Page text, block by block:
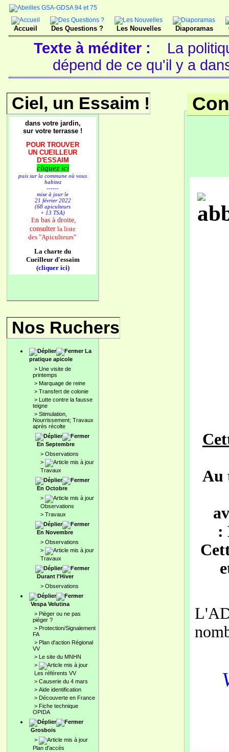
Accueil Des Questions ? Les Nouvelles Diaporamas
Texte à méditer :
La
dépend de ce qu'il y a
Ciel, un Essaim !
dans votre jardin,
sur votre terrasse !
POUR TROUVER
UN CUEILLEUR
D'ESSAIM
cliquez ici
puis sur la commune où vous
habitez
------
mise à jour le
21 février 2022
(68 apiculteurs
+ 13 TSA)
En bas à droite,
consulter la liste
des "Apiculteurs"
La charte du
Cueilleur d'essaim
(cliquer ici)
Nos Ruchers
La
pratique apicole
> Une visite de
printemps
> Marquage de reine
> Transfert de colonie
> Lutte contre la fausse
teigne
> Stimulation,
Nourrissement; Travaux
après récolte
En Septembre
> Observations
>
Travaux
En Octobre
>
Observations
> Travaux
En Novembre
> Observations
>
Travaux
Durant l'Hiver
> Observations
Vespa Velutina
> Pièger ou ne pas
piéger ?
> Protection/Signalement
FA
> Plan d'action Régional
VV
> Le site du MNHN
>
Les référents VV
> Causerie du 4 mars
> Aide identification
> Découverte en France
> Fiche technique
OPIDA
Grosbois
>
Plan d'accès
Au
: